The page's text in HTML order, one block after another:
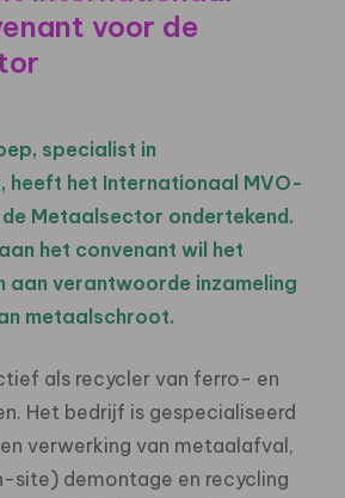
voor de
specialist in
heeft het Internationaal MVO-
Metaalsector ondertekend.
het convenant wil het
aan verantwoorde inzameling
metaalschroot.
als recycler van ferro- en
Het bedrijf is gespecialiseerd
verwerking van metaalafval,
site) demontage en recycling